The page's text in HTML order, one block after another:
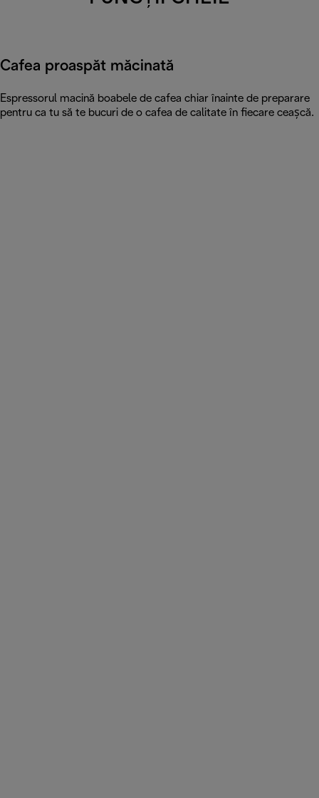
Cafea proaspăt măcinată
Espressorul macină boabele de cafea chiar înainte de preparare
pentru ca tu să te bucuri de o cafea de calitate în fiecare ceașcă.